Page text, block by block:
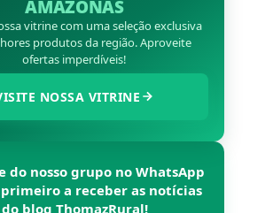
AMAZONAS
vitrine com uma seleção exclusiva
produtos da região. Aproveite
ofertas imperdíveis!
NOSSA VITRINE
do nosso grupo no WhatsApp
primeiro a receber as notícias
do blog ThomazRural!